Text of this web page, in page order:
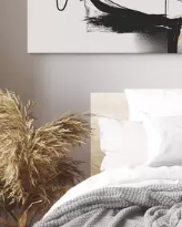
Преміум
грн
Яскраві,
✓ Стійкість до
✓Безпечне
✓Поверхня з
✗Екологічний